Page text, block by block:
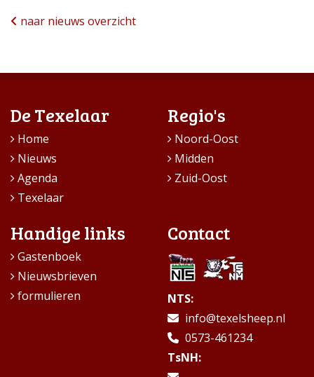
naar nieuws overzicht
De Texelaar
Home
Nieuws
Agenda
Texelaar
Regio's
Noord-Oost
Midden
Zuid-Oost
Handige links
Gastenboek
Nieuwsbrieven
formulieren
Contact
NTS:
info@texelsheep.nl
0573-461234
TsNH: